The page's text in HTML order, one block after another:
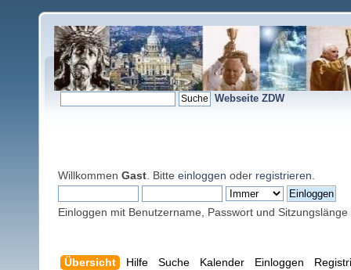
Webseite ZDW
Willkommen Gast . Bitte einloggen oder registrieren
Einloggen mit Benutzername, Passwort und Sitzungslänge
Übersicht Hilfe Suche Kalender Einloggen